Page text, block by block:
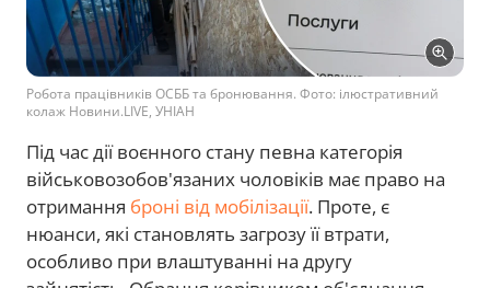
Робота працівників ОСББ та бронювання. Фото: ілюстративний
колаж Новини.LIVE, УНІАН
Під час дії воєнного стану певна категорія
військовозобов'язаних чоловіків має право на
отримання броні від мобілізації. Проте, є
нюанси, які становлять загрозу її втрати,
особливо при влаштуванні на другу